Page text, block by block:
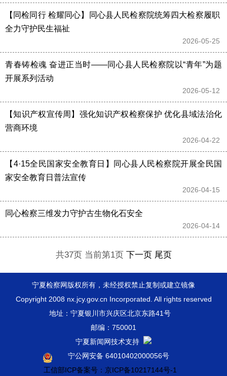
【同检同行 检耀同心】同心县人民检察院统筹四大检察履职
全力守护民生福祉
2026-05-25
青春铸检魂 奋进正当时——同心县人民检察院以“青年”为题
开展系列活动
2026-05-12
【知识产权宣传周】强化知识产权检察保护 优化县域法治化
营商环境
2026-04-22
【4·15全民国家安全教育日】同心县人民检察院开展全民国
家安全教育日普法宣传
2026-04-15
同心检察三维发力守护古生物化石安全
2026-04-14
共37页 当前第1页 下一页 尾页
宁夏检察网版权所有，未经授权禁止复制或建立镜像
Copyright 2008 nx.jcy.gov.cn Incorporated. All rights reserved
地址：宁夏银川市兴庆区北京东路41号
邮编：750001
宁夏新闻网技术支持
宁公网安备 64010402000056号
工信部ICP备案号：京ICP备10217144号-1